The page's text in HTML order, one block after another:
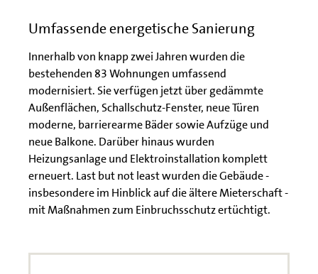
Umfassende energetische Sanierung
Innerhalb von knapp zwei Jahren wurden die
bestehenden 83 Wohnungen umfassend
modernisiert. Sie verfügen jetzt über gedämmte
Außenflächen, Schallschutz-Fenster, neue Türen
moderne, barrierearme Bäder sowie Aufzüge und
neue Balkone. Darüber hinaus wurden
Heizungsanlage und Elektroinstallation komplett
erneuert. Last but not least wurden die Gebäude -
insbesondere im Hinblick auf die ältere Mieterschaft -
mit Maßnahmen zum Einbruchsschutz ertüchtigt.